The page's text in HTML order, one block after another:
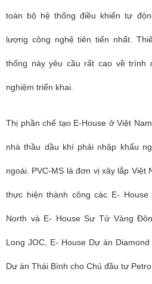
toàn bộ hệ thống điều khiển tự
lượng công nghệ tiên tiến nhất.
thống này yêu cầu rất cao về trình
nghiệm triển khai.
Thị phần chế tạo E-House ở Việt
nhà thầu dầu khí phải nhập khẩu
ngoài. PVC-MS là đơn vị xây lắp Việt
thực hiện thành công các E-
North và E- House Sư Tử Vàng
Long JOC, E- House Dự án
Dự án Thái Bình cho Chủ đầu tư